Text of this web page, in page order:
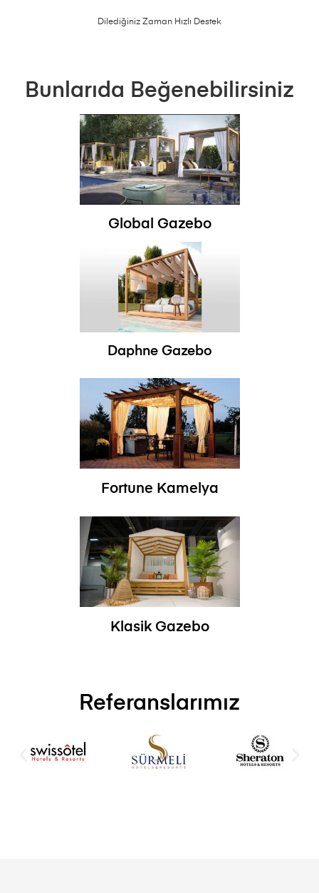
Dilediğiniz Zaman Hızlı Destek
Bunlarıda Beğenebilirsiniz
Global Gazebo
Daphne Gazebo
Fortune Kamelya
Klasik Gazebo
Referanslarımız